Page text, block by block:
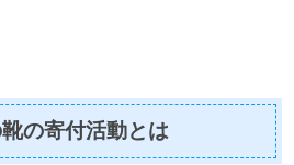
の寄付活動とは